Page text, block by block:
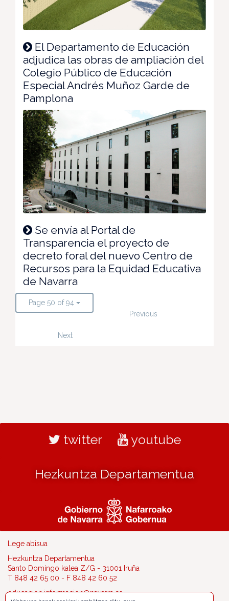
El Departamento de Educación
adjudica las obras de ampliación del
Colegio Público de Educación
Especial Andrés Muñoz Garde de
Pamplona
Se envía al Portal de
Transparencia el proyecto de
decreto foral del nuevo Centro de
Recursos para la Equidad Educativa
de Navarra
Page 50 of 94
Previous
Next
twitter youtube
Hezkuntza Departamentua
Lege abisua
Hezkuntza Departamentua
Santo Domingo kalea Z/G - 31001 Iruña
T 848 42 65 00 - F 848 42 60 52
educacion.informacion@navarra.es